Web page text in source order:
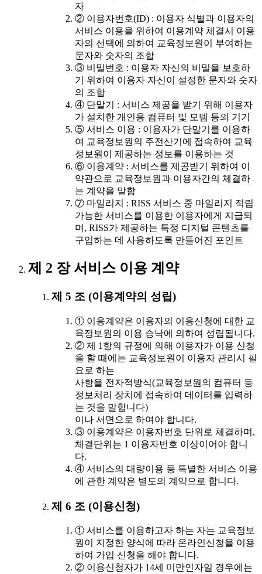
자
② 이용자번호(ID) : 이용자 식별과 이용자의
서비스 이용을 위하여 이용계약 체결시 이용
자의 선택에 의하여 교육정보원이 부여하는
문자와 숫자의 조합
③ 비밀번호 : 이용자 자신의 비밀을 보호하
기 위하여 이용자 자신이 설정한 문자와 숫자
의 조합
④ 단말기 : 서비스 제공을 받기 위해 이용자
가 설치한 개인용 컴퓨터 및 모뎀 등의 기기
⑤ 서비스 이용 : 이용자가 단말기를 이용하
여 교육정보원의 주전산기에 접속하여 교육
정보원이 제공하는 정보를 이용하는 것
⑥ 이용계약 : 서비스를 제공받기 위하여 이
약관으로 교육정보원과 이용자간의 체결하
는 계약을 말함
⑦ 마일리지 : RISS 서비스 중 마일리지 적립
가능한 서비스를 이용한 이용자에게 지급되
며, RISS가 제공하는 특정 디지털 콘텐츠를
구입하는 데 사용하도록 만들어진 포인트
제 2 장 서비스 이용 계약
제 5 조 (이용계약의 성립)
① 이용계약은 이용자의 이용신청에 대한 교
육정보원의 이용 승낙에 의하여 성립됩니다.
② 제 1항의 규정에 의해 이용자가 이용 신청
을 할 때에는 교육정보원이 이용자 관리시 필
요로 하는
사항을 전자적방식(교육정보원의 컴퓨터 등
정보처리 장치에 접속하여 데이터를 입력하
는 것을 말합니다)
이나 서면으로 하여야 합니다.
③ 이용계약은 이용자번호 단위로 체결하며,
체결단위는 1 이용자번호 이상이어야 합니
다.
④ 서비스의 대량이용 등 특별한 서비스 이용
에 관한 계약은 별도의 계약으로 합니다.
제 6 조 (이용신청)
① 서비스를 이용하고자 하는 자는 교육정보
원이 지정한 양식에 따라 온라인신청을 이용
하여 가입 신청을 해야 합니다.
② 이용신청자가 14세 미만인자일 경우에는